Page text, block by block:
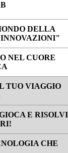
DELLA
NEL CUORE
TUO VIAGGIO
E RISOLVI
CHE